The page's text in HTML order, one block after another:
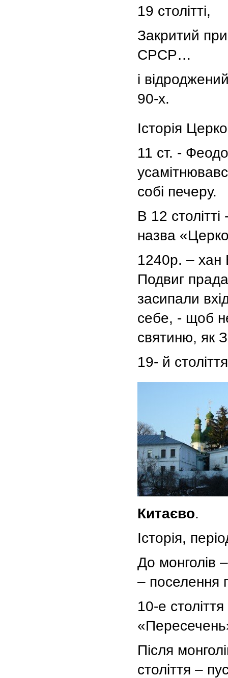
19 столітті,
Закритий при
СРСР…
і
90-х.
Історія
11 ст. -
собі печеру.
В 12
назва
1240р. – хан
Подвиг
засипали
себе, - щоб
святиню, як
19- й
Китаєво.
Історія,
До монголів
– поселення
10-е
Після
століття –